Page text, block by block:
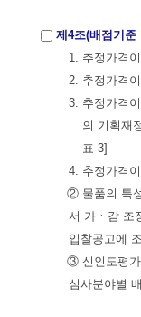
제4조(배점기준
1. 추정가격
2. 추정가격
3. 추정가격
의 기획재
표 3]
4. 추정가격
② 물품의 특
서 가ㆍ감 조
입찰공고에
③ 신인도평가
심사분야별